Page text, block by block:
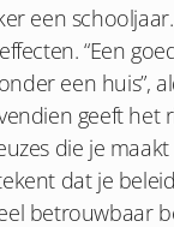
een
“Een
een huis”,
geeft het
die je
dat je
betrouwbaar